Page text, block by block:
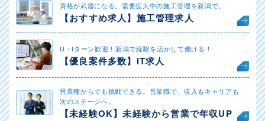
資格が武器になる。需要拡大中の施工管理を新潟で。
【おすすめ求人】施工管理求人
U・Iターン歓迎！新潟で経験を活かして働ける！
【優良案件多数】IT求人
異業種からでも挑戦できる。営業職で、収入もキャリアも
次のステージへ。
【未経験OK】未経験から営業で年収UP